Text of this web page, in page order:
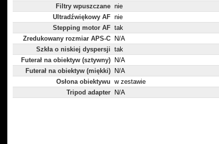
Filtry wpuszczane nie
Ultradźwiękowy AF nie
Stepping motor AF tak
Zredukowany rozmiar APS-C
N/A
Szkła o niskiej dyspersji tak
Futerał na obiektyw (sztywny)
N/A
Futerał na obiektyw (miękki)
N/A
Osłona obiektywu w zestawie
Tripod adapter
N/A